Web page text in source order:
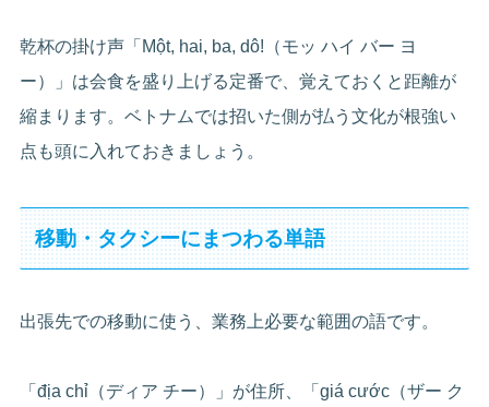
乾杯の掛け声「Một, hai, ba, dô!（モッ ハイ バー ヨ
ー）」は会食を盛り上げる定番で、覚えておくと距離が
縮まります。ベトナムでは招いた側が払う文化が根強い
点も頭に入れておきましょう。
移動・タクシーにまつわる単語
出張先での移動に使う、業務上必要な範囲の語です。
「địa chỉ（ディア チー）」が住所、「giá cước（ザー ク